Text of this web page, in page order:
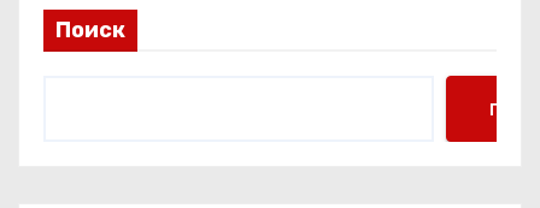
Поиск
Поиск